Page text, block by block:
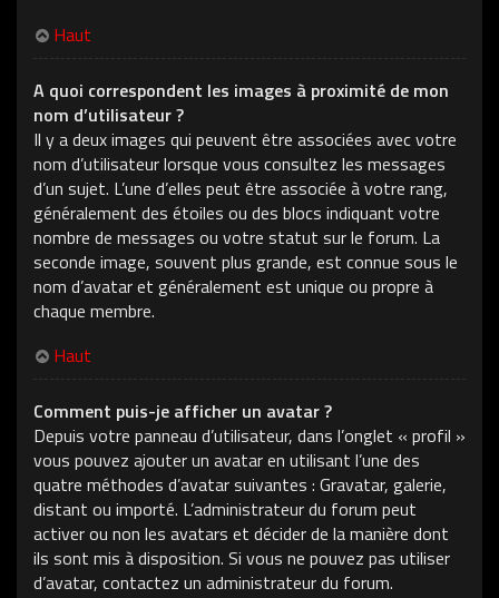
Haut
A quoi correspondent les images à proximité de mon
nom d’utilisateur ?
Il y a deux images qui peuvent être associées avec votre
nom d’utilisateur lorsque vous consultez les messages
d’un sujet. L’une d’elles peut être associée à votre rang,
généralement des étoiles ou des blocs indiquant votre
nombre de messages ou votre statut sur le forum. La
seconde image, souvent plus grande, est connue sous le
nom d’avatar et généralement est unique ou propre à
chaque membre.
Haut
Comment puis-je afficher un avatar ?
Depuis votre panneau d’utilisateur, dans l’onglet « profil »
vous pouvez ajouter un avatar en utilisant l’une des
quatre méthodes d’avatar suivantes : Gravatar, galerie,
distant ou importé. L’administrateur du forum peut
activer ou non les avatars et décider de la manière dont
ils sont mis à disposition. Si vous ne pouvez pas utiliser
d’avatar, contactez un administrateur du forum.